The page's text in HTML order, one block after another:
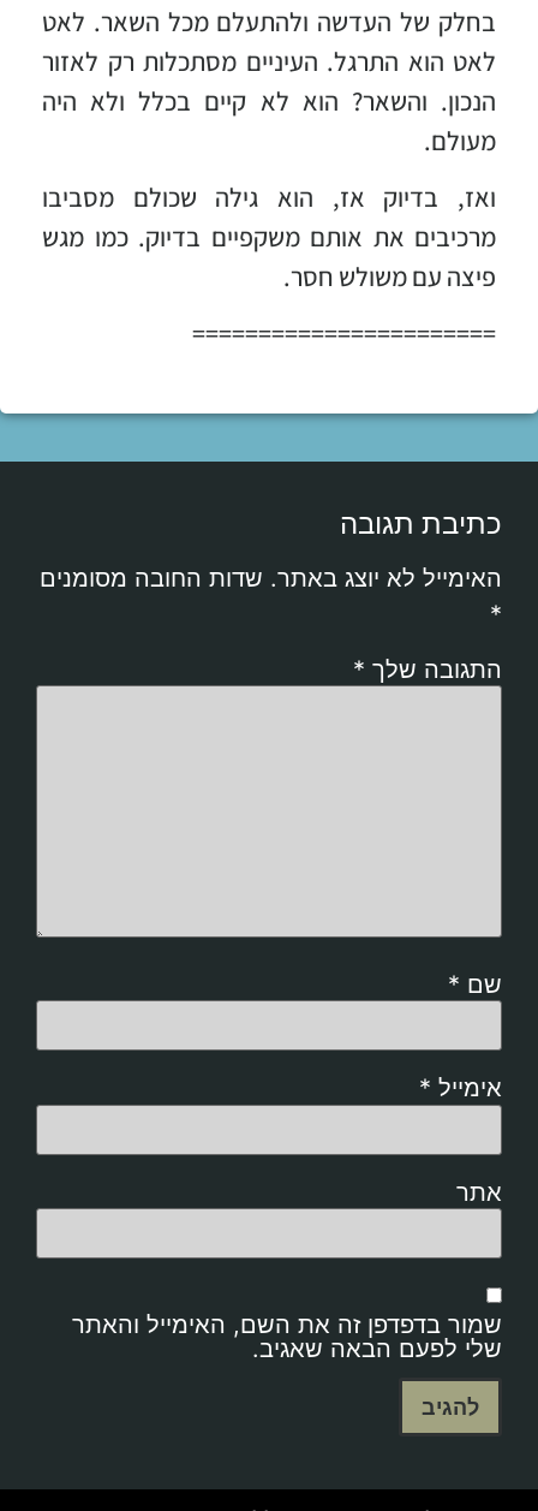
בחלק של העדשה ולהתעלם מכל השאר. לאט
לאט הוא התרגל. העיניים מסתכלות רק לאזור
הנכון. והשאר? הוא לא קיים בכלל ולא היה
מעולם.
ואז, בדיוק אז, הוא גילה שכולם מסביבו
מרכיבים את אותם משקפיים בדיוק. כמו מגש
פיצה עם משולש חסר.
=======================
כתיבת תגובה
האימייל לא יוצג באתר. שדות החובה מסומנים
*
התגובה שלך *
שם *
אימייל *
אתר
שמור בדפדפן זה את השם, האימייל והאתר
שלי לפעם הבאה שאגיב.